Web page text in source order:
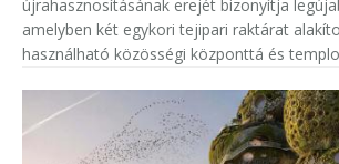
újrahasznosításának erejét bizonyítja
amelyben két egykori tejipari raktárat
használható közösségi központtá és
Church és a Community